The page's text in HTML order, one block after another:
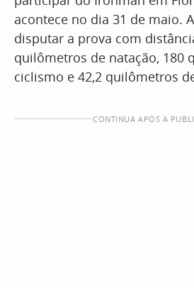
acontece no dia 31 de maio.
disputar a prova com
quilômetros de natação, 180
ciclismo e 42,2 quilômetros
CONTINUA APÓS A